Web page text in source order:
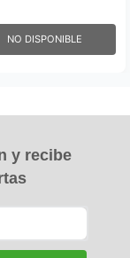
NO DISPONIBLE
y recibe